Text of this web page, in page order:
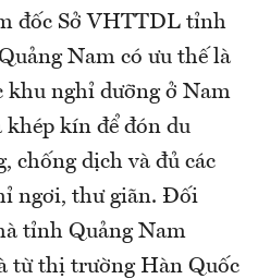
đốc Sở VHTTDL tỉnh
Nam có ưu thế là
khu nghỉ dưỡng ở Nam
kín để đón du
chống dịch và đủ các
ngơi, thư giãn. Đối
tỉnh Quảng Nam
từ thị trường Hàn Quốc